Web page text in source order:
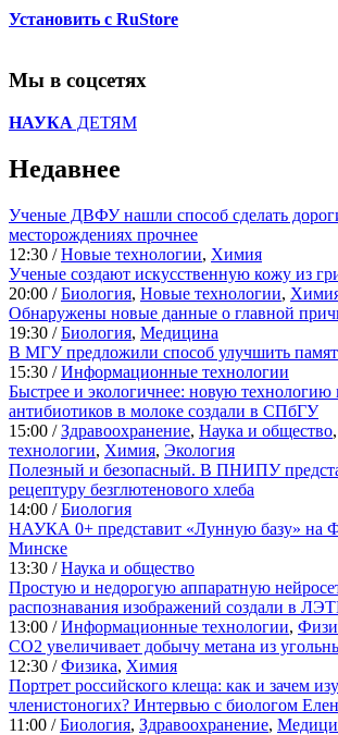
Установить с RuStore
Мы в соцсетях
НАУКА ДЕТЯМ
Недавнее
Ученые ДВФУ нашли способ сделать
месторождениях прочнее
12:30 /Новые технологии, Химия
Ученые создают искусственную кожу из
20:00 /Биология, Новые технологии,
Обнаружены новые данные о главной
19:30 /Биология, Медицина
В МГУ предложили способ улучшить
15:30 /Информационные технологии
Быстрее и экологичнее: новую технологию
антибиотиков в молоке создали в СПбГУ
15:00 /Здравоохранение, Наука и общество,
технологии, Химия, Экология
Полезный и безопасный. В ПНИПУ
рецептуру безглютенового хлеба
14:00 /Биология
НАУКА 0+ представит «Лунную базу» на
Минске
13:30 /Наука и общество
Простую и недорогую аппаратную
распознавания изображений создали в
13:00 /Информационные технологии,
CO2 увеличивает добычу метана из
12:30 /Физика, Химия
Портрет российского клеща: как и зачем
членистоногих? Интервью с биологом
11:00 /Биология, Здравоохранение,